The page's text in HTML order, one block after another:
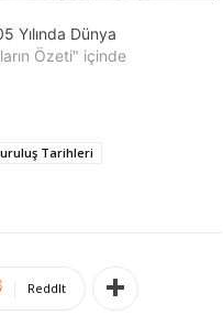
Yılında Dünya
Özeti" içinde
Tarihleri
ReddIt